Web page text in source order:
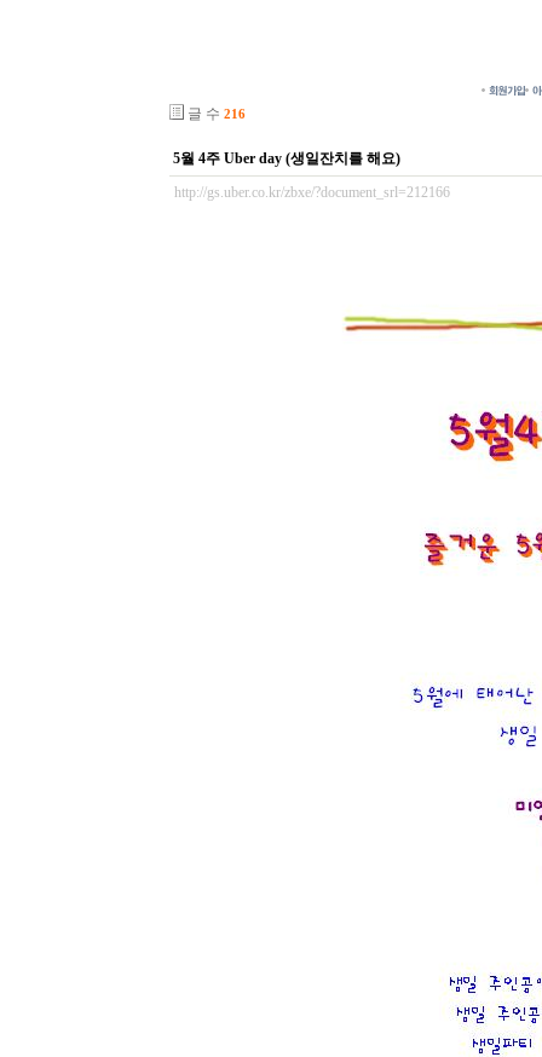
글 수 216
5월 4주 Uber day (생일잔치를 해요)
http://gs.uber.co.kr/zbxe/?document_srl=212166